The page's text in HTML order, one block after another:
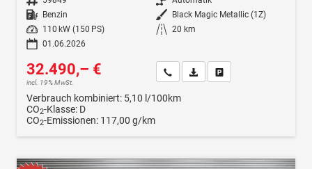
Kraftstoff Benzin Außenfarbe Black Magic Metallic (1Z)
Leistung
110 kW (150 PS) Kilometerstand 20 km
01.06.2026
32.490,– €
incl. 19% MwSt.
Wir rufen Sie anFahrzeugexposé (PDF)
Verbrauch kombiniert: 5,10 l/100km
CO2-Klasse: D
CO2-Emissionen: 117,00 g/km